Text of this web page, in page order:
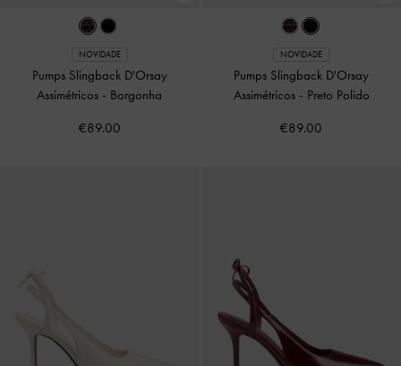
NOVIDADE
Pumps Slingback D'Orsay
Assimétricos - Borgonha
€89.00
NOVIDADE
Pumps Slingback D'Orsay
Assimétricos - Preto Polido
€89.00